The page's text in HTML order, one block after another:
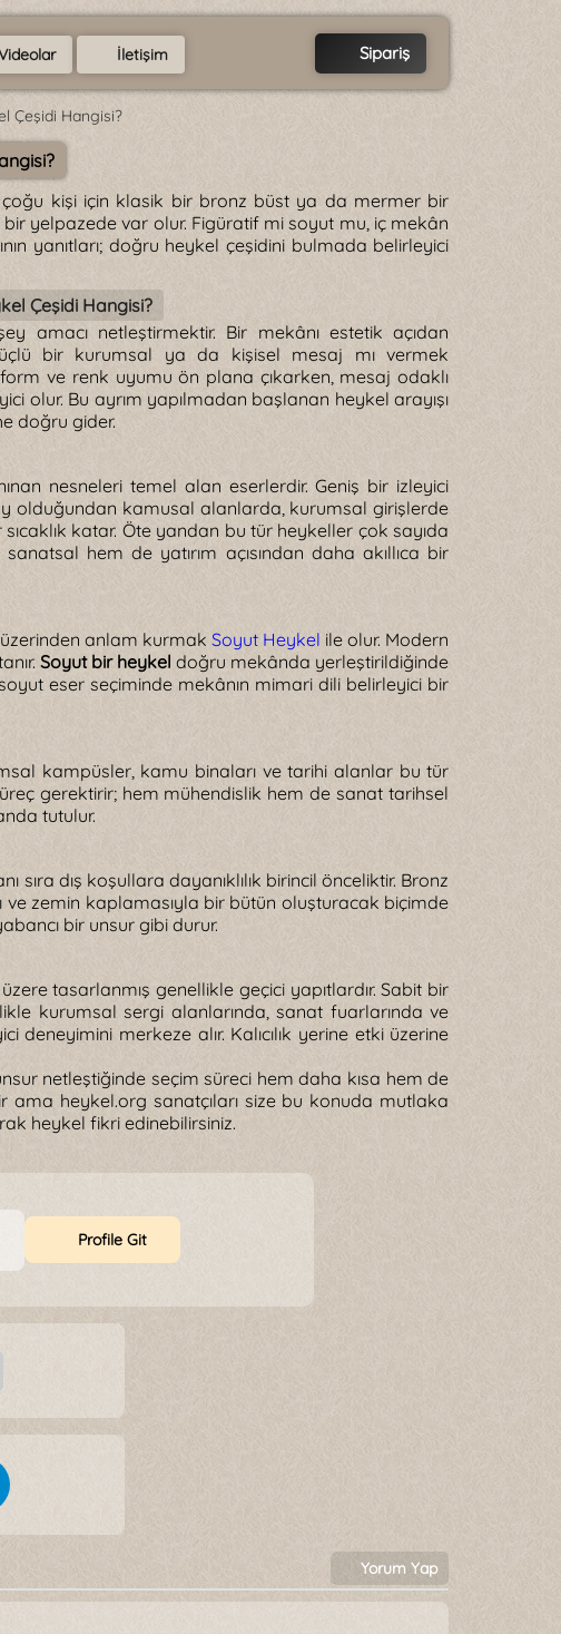
İletişim Sipariş
Çeşidi Hangisi?
kişi için klasik bir bronz büst ya da mermer bir
yelpazede var olur. Figüratif mi soyut mu, iç mekân
yanıtları; doğru heykel çeşidini bulmada belirleyici
Çeşidi Hangisi?
amacı netleştirmektir. Bir mekânı estetik açıdan
bir kurumsal ya da kişisel mesaj mı vermek
ve renk uyumu ön plana çıkarken, mesaj odaklı
olur. Bu ayrım yapılmadan başlanan heykel arayışı
doğru gider.
nesneleri temel alan eserlerdir. Geniş bir izleyici
olduğundan kamusal alanlarda, kurumsal girişlerde
katar. Öte yandan bu tür heykeller çok sayıda
hem de yatırım açısından daha akıllıca bir
anlam kurmakSoyut Heykel ile olur. Modern
Soyut bir heykel doğru mekânda yerleştirildiğinde
eser seçiminde mekânın mimari dili belirleyici bir
kampüsler, kamu binaları ve tarihi alanlar bu tür
gerektirir; hem mühendislik hem de sanat tarihsel
tutulur.
sıra dış koşullara dayanıklılık birincil önceliktir. Bronz
zemin kaplamasıyla bir bütün oluşturacak biçimde
bir unsur gibi durur.
tasarlanmış genellikle geçici yapıtlardır. Sabit bir
kurumsal sergi alanlarında, sanat fuarlarında ve
merkeze alır. Kalıcılık yerine etki üzerine
netleştiğinde seçim süreci hem daha kısa hem de
ama heykel.org sanatçıları size bu konuda mutlaka
heykel fikri edinebilirsiniz.
Profile Git
Yorum Yap